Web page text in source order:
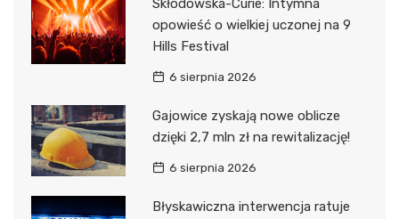
Skłodowska-Curie: Intymna
opowieść o wielkiej uczonej na 9
Hills Festival
6 sierpnia 2026
Gajowice zyskają nowe oblicze
dzięki 2,7 mln zł na rewitalizację!
6 sierpnia 2026
Błyskawiczna interwencja ratuje